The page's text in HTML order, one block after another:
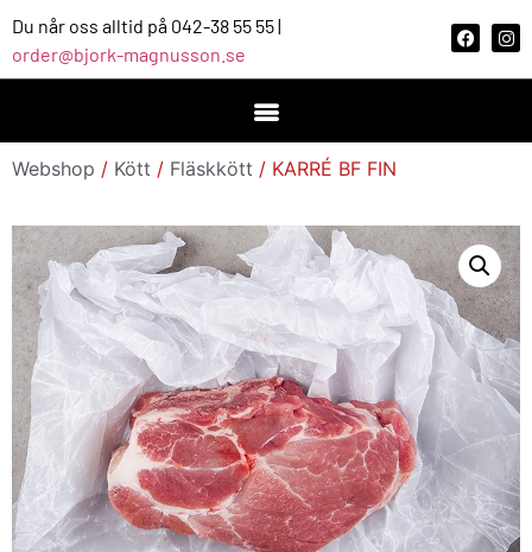
Du når oss alltid på 042-38 55 55 |
order@bjork-magnusson.se
Webshop / Kött / Fläskkött / KARRÉ BF FIN